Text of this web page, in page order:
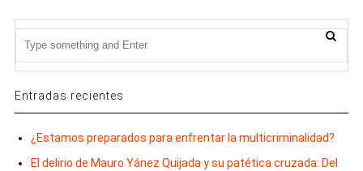
Entradas recientes
¿Estamos preparados para enfrentar la multicriminalidad?
El delirio de Mauro Yánez Quijada y su patética cruzada: Del